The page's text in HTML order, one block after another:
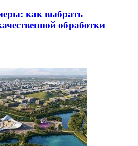
как выбрать
обработки